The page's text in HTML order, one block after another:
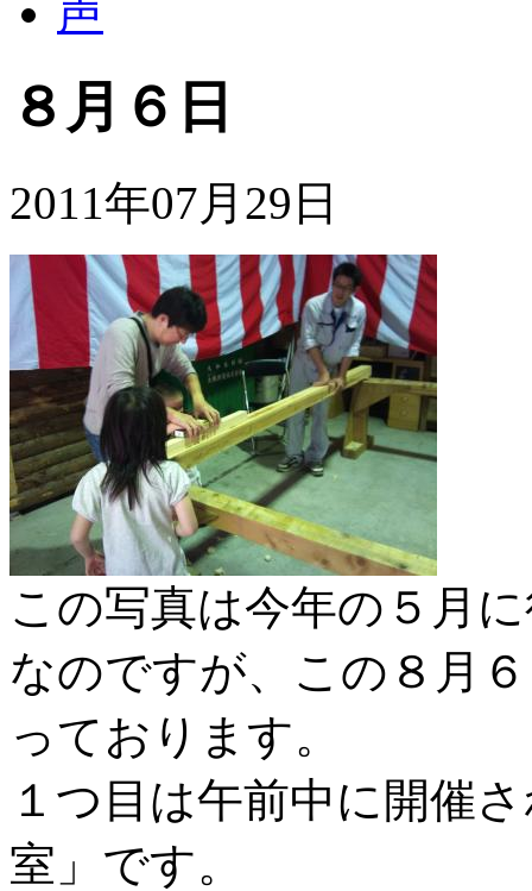
８月６日
2011年07月29日
この写真は今年の５月
なのですが、この８月
っております。
１つ目は午前中に開催
室」です。